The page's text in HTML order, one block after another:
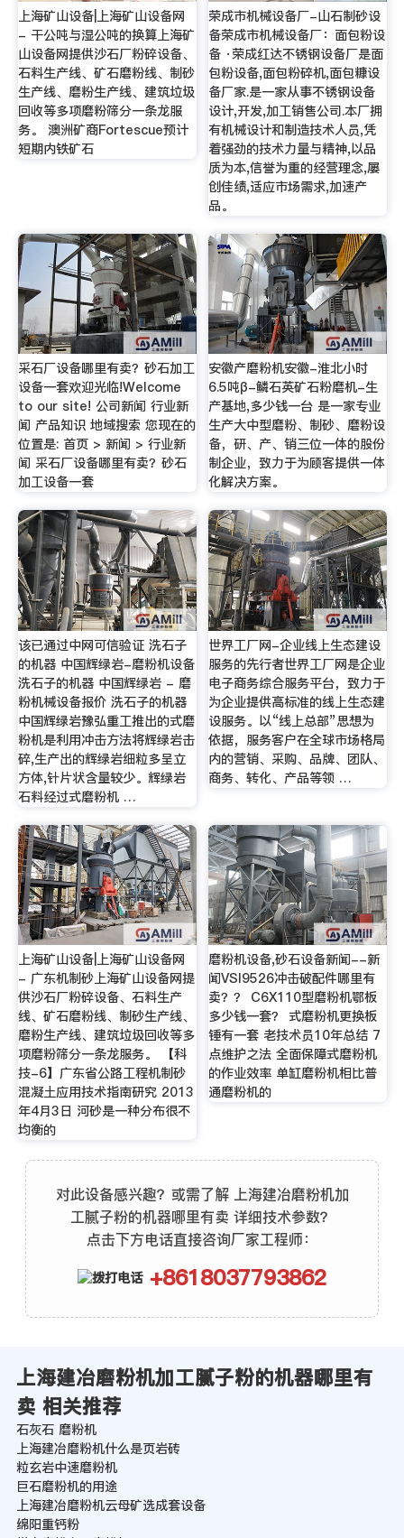
上海矿山设备|上海矿山设备网
- 干公吨与湿公吨的换算上海矿
山设备网提供沙石厂粉碎设备、
石料生产线、矿石磨粉线、制砂
生产线、磨粉生产线、建筑垃圾
回收等多项磨粉筛分一条龙服
务。 澳洲矿商Fortescue预计
短期内铁矿石
荣成市机械设备厂-山石制砂设
备荣成市机械设备厂：面包粉设
备 ·荣成红达不锈钢设备厂是面
包粉设备,面包粉碎机,面包糠设
备厂家.是一家从事不锈钢设备
设计,开发,加工销售公司.本厂拥
有机械设计和制造技术人员,凭
着强劲的技术力量与精神,以品
质为本,信誉为重的经营理念,屡
创佳绩,适应市场需求,加速产
品。
采石厂设备哪里有卖？砂石加工
设备一套欢迎光临!Welcome
to our site! 公司新闻 行业新
闻 产品知识 地域搜索 您现在的
位置是: 首页 > 新闻 > 行业新
闻 采石厂设备哪里有卖？砂石
加工设备一套
安徽产磨粉机安徽-淮北小时
6.5吨β-鳞石英矿石粉磨机-生
产基地,多少钱一台 是一家专业
生产大中型磨粉、制砂、磨粉设
备，研、产、销三位一体的股份
制企业，致力于为顾客提供一体
化解决方案。
该已通过中网可信验证 洗石子
的机器 中国辉绿岩-磨粉机设备
洗石子的机器 中国辉绿岩 - 磨
粉机械设备报价 洗石子的机器
中国辉绿岩豫弘重工推出的式磨
粉机是利用冲击方法将辉绿岩击
碎,生产出的辉绿岩细粒多呈立
方体,针片状含量较少。辉绿岩
石料经过式磨粉机 …
世界工厂网-企业线上生态建设
服务的先行者世界工厂网是企业
电子商务综合服务平台，致力于
为企业提供高标准的线上生态建
设服务。以“线上总部”思想为
依据，服务客户在全球市场格局
内的营销、采购、品牌、团队、
商务、转化、产品等领 …
上海矿山设备|上海矿山设备网
- 广东机制砂上海矿山设备网提
供沙石厂粉碎设备、石料生产
线、矿石磨粉线、制砂生产线、
磨粉生产线、建筑垃圾回收等多
项磨粉筛分一条龙服务。 【科
技-6】广东省公路工程机制砂
混凝土应用技术指南研究 2013
年4月3日 河砂是一种分布很不
均衡的
磨粉机设备,砂石设备新闻--新
闻VSI9526冲击破配件哪里有
卖？？ C6X110型磨粉机鄂板
多少钱一套？ 式磨粉机更换板
锤有一套 老技术员10年总结 7
点维护之法 全面保障式磨粉机
的作业效率 单缸磨粉机相比普
通磨粉机的
对此设备感兴趣？或需了解 上海建冶磨粉机加
工腻子粉的机器哪里有卖 详细技术参数？
点击下方电话直接咨询厂家工程师：
+8618037793862
上海建冶磨粉机加工腻子粉的机器哪里有
卖 相关推荐
石灰石 磨粉机
上海建冶磨粉机什么是页岩砖
粒玄岩中速磨粉机
巨石磨粉机的用途
上海建冶磨粉机云母矿选成套设备
绵阳重钙粉